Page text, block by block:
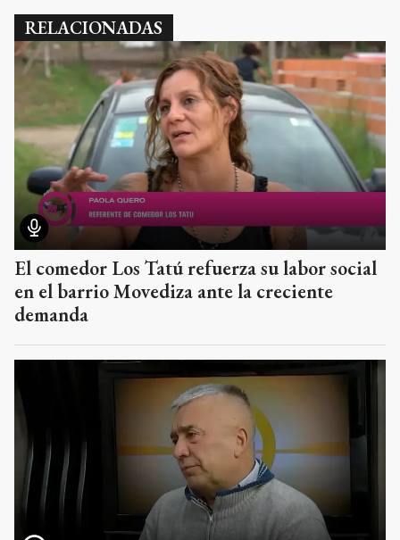
RELACIONADAS
El comedor Los Tatú refuerza su labor social
en el barrio Movediza ante la creciente
demanda